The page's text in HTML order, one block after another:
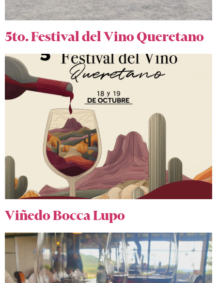
5to. Festival del Vino Queretano
Viñedo Bocca Lupo